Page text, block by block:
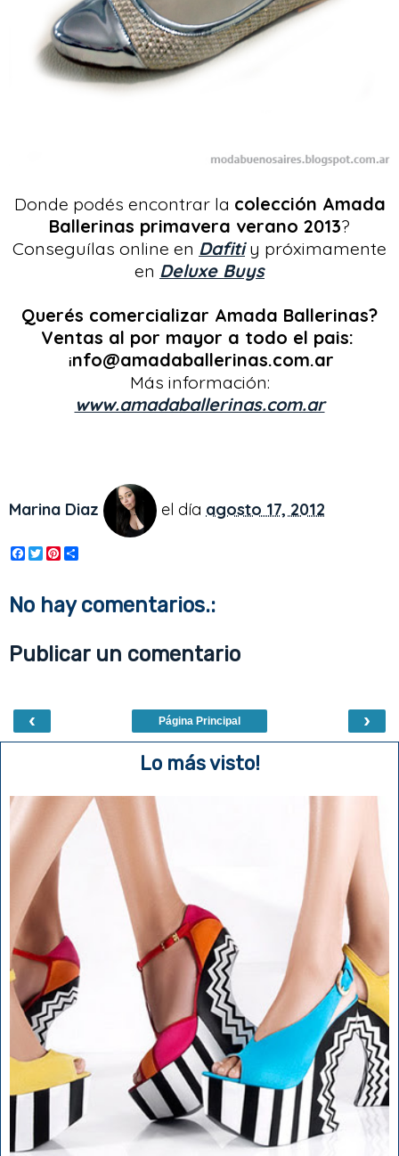
Donde podés encontrar la colección Amada
Ballerinas primavera verano 2013?
Conseguílas online en Dafitiy próximamente
en Deluxe Buys
Querés comercializar Amada Ballerinas?
Ventas al por mayor a todo el pais:
info@amadaballerinas.com.ar
Más información:
www.amadaballerinas.com.ar
Marina Diaz el día agosto 17, 2012
F
a
e
b
k
T
w
t
t
P
t
e
s
t
r
e
No hay comentarios.:
Publicar un comentario
‹ ›
Página Principal
Lo más visto!